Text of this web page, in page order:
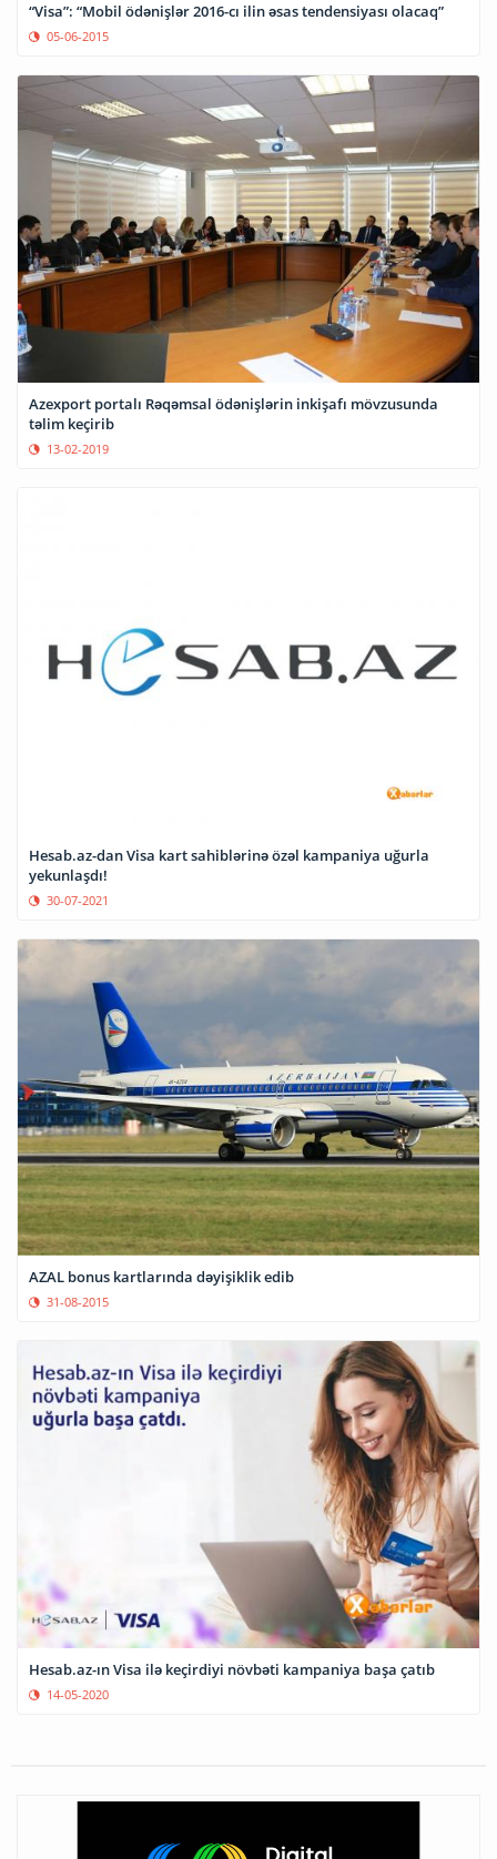
“Visa”: “Mobil ödənişlər 2016-cı ilin əsas tendensiyası olacaq”
05-06-2015
Azexport portalı Rəqəmsal ödənişlərin inkişafı mövzusunda
təlim keçirib
13-02-2019
Hesab.az-dan Visa kart sahiblərinə özəl kampaniya uğurla
yekunlaşdı!
30-07-2021
AZAL bonus kartlarında dəyişiklik edib
31-08-2015
Hesab.az-ın Visa ilə keçirdiyi növbəti kampaniya başa çatıb
14-05-2020